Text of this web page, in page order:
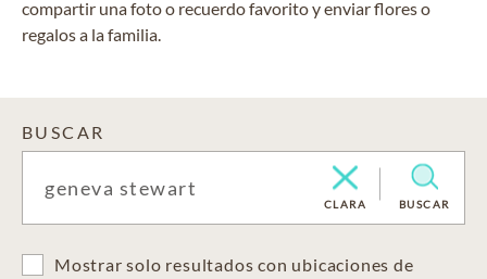
compartir una foto o recuerdo favorito y enviar flores o
regalos a la familia.
BUSCAR
CLARA BUSCAR
Mostrar solo resultados con ubicaciones de